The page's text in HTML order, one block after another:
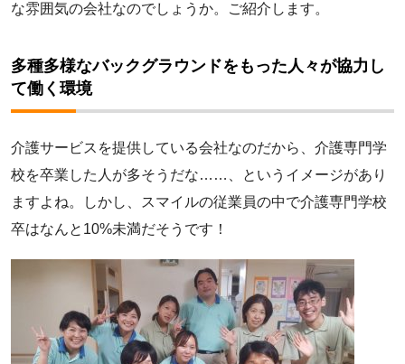
な雰囲気の会社なのでしょうか。ご紹介します。
多種多様なバックグラウンドをもった人々が協力し
て働く環境
介護サービスを提供している会社なのだから、介護専門学
校を卒業した人が多そうだな……、というイメージがあり
ますよね。しかし、スマイルの従業員の中で介護専門学校
卒はなんと10%未満だそうです！